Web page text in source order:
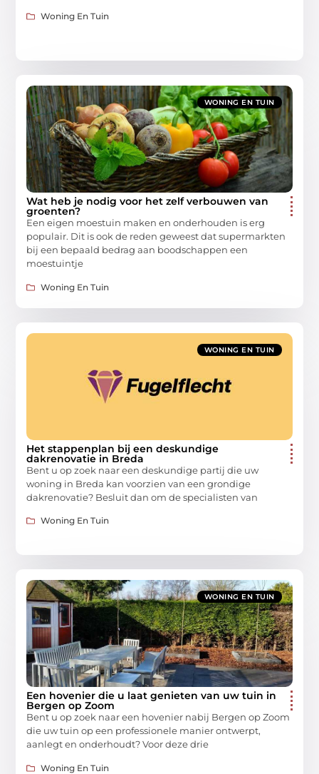
Woning En Tuin
WONING EN TUIN
Wat heb je nodig voor het zelf verbouwen van
groenten?
Een eigen moestuin maken en onderhouden is erg
populair. Dit is ook de reden geweest dat supermarkten
bij een bepaald bedrag aan boodschappen een
moestuintje
Woning En Tuin
WONING EN TUIN
Het stappenplan bij een deskundige
dakrenovatie in Breda
Bent u op zoek naar een deskundige partij die uw
woning in Breda kan voorzien van een grondige
dakrenovatie? Besluit dan om de specialisten van
Woning En Tuin
WONING EN TUIN
Een hovenier die u laat genieten van uw tuin in
Bergen op Zoom
Bent u op zoek naar een hovenier nabij Bergen op Zoom
die uw tuin op een professionele manier ontwerpt,
aanlegt en onderhoudt? Voor deze drie
Woning En Tuin